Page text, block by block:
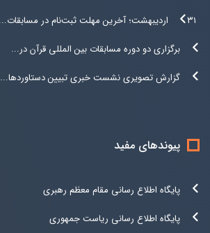
۳۱ اردیبهشت؛ آخرین مهلت ثبت‌نام در مسابقات...
برگزاری دو دوره مسابقات بین المللی قرآن در...
گزارش تصویری نشست خبری تبیین دستاوردها...
پیوندهای مفید
پایگاه اطلاع رسانی مقام معظم رهبری
پایگاه اطلاع رسانی ریاست جمهوری